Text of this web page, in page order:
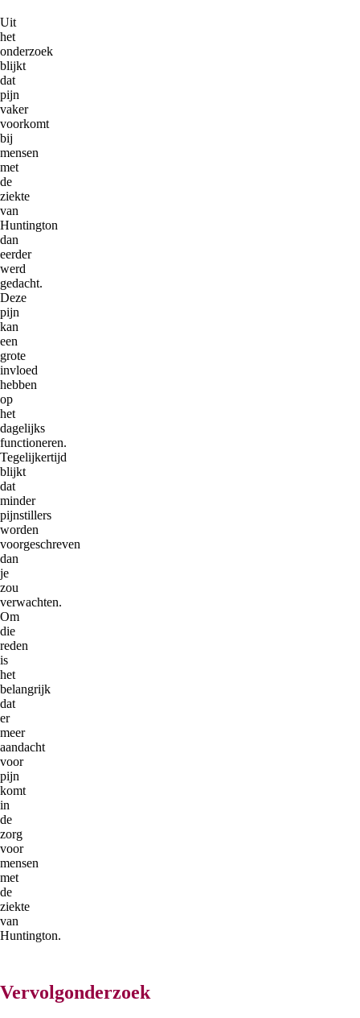
Uit
het
onderzoek
blijkt
dat
pijn
vaker
voorkomt
bij
mensen
met
de
ziekte
van
Huntington
dan
eerder
werd
gedacht.
Deze
pijn
kan
een
grote
invloed
hebben
op
het
dagelijks
functioneren.
Tegelijkertijd
blijkt
dat
minder
pijnstillers
worden
voorgeschreven
dan
je
zou
verwachten.
Om
die
reden
is
het
belangrijk
dat
er
meer
aandacht
voor
pijn
komt
in
de
zorg
voor
mensen
met
de
ziekte
van
Huntington.
Vervolgonderzoek